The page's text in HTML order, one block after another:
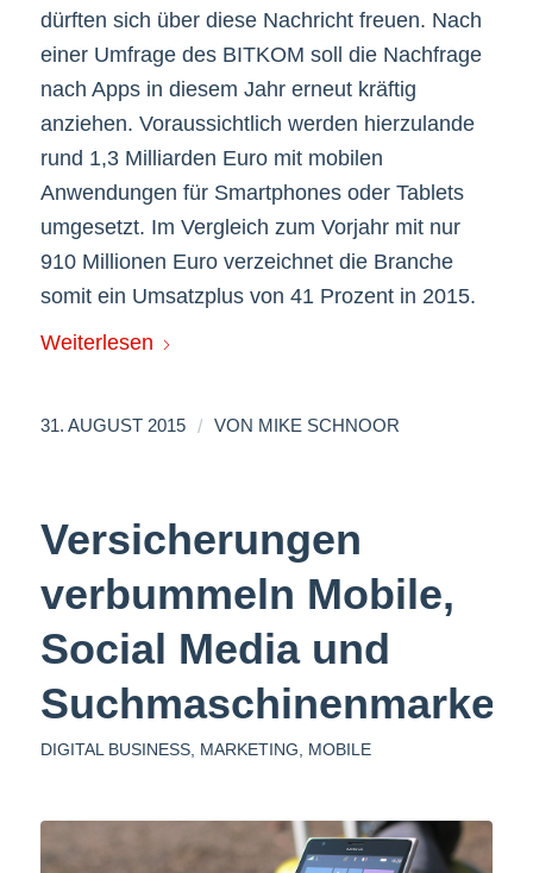
dürften sich über diese Nachricht freuen. Nach
einer Umfrage des BITKOM soll die Nachfrage
nach Apps in diesem Jahr erneut kräftig
anziehen. Voraussichtlich werden hierzulande
rund 1,3 Milliarden Euro mit mobilen
Anwendungen für Smartphones oder Tablets
umgesetzt. Im Vergleich zum Vorjahr mit nur
910 Millionen Euro verzeichnet die Branche
somit ein Umsatzplus von 41 Prozent in 2015.
Weiterlesen
31. AUGUST 2015 / VON MIKE SCHNOOR
Versicherungen
verbummeln Mobile,
Social Media und
DIGITAL BUSINESS, MARKETING MOBILE